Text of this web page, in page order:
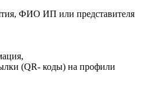
ФИО ИП или представителя
(QR- коды) на профили